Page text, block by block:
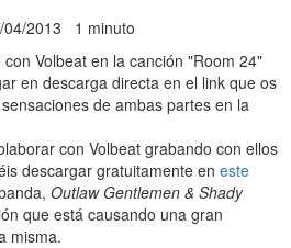
04/2013 1 minuto
Volbeat en la canción "Room 24"
en descarga directa en el link que os
de ambas partes en la
con Volbeat grabando con ellos
descargar gratuitamente en este
Outlaw Gentlemen & Shady
que está causando una gran
misma.